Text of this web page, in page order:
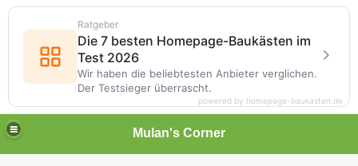
Mulan's Corner
Ratgeber
Die 7 besten Homepage-Baukästen im
Test 2026
Wir haben die beliebtesten Anbieter verglichen.
Der Testsieger überrascht.
powered by homepage-baukasten.de